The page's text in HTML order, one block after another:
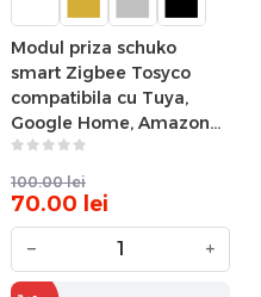
Modul priza schuko
smart Zigbee Tosyco
compatibila cu Tuya,
Google Home, Amazon
Alexa
100.00 lei
70.00 lei
− +